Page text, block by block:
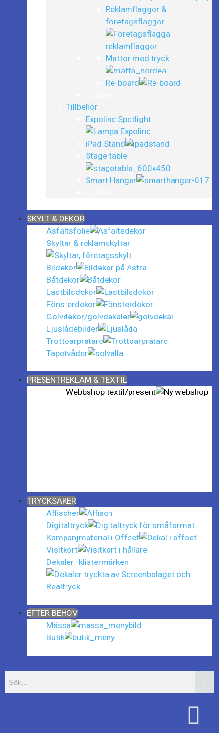
Reklamflaggor &
företagsflaggor
Mattor med tryck
Re-board
Tillbehör
Expolinc Spotlight
iPad Stand
Stage table
Smart Hanger
SKYLT & DEKOR
Asfaltsfolie
Skyltar & reklamskyltar
Bildekor
Båtdekor
Lastbilsdekor
Fönsterdekor
Golvdekor/golvdekaler
Ljuslådebilder
Trottoarpratare
Tapetvåder
PRESENTREKLAM & TEXTIL
Webbshop textil/present
TRYCKSAKER
Affischer
Digitaltryck
Kampanjmaterial i Offset
Visitkort
Dekaler -klistermärken
EFTER BEHOV
Mässa
Butik